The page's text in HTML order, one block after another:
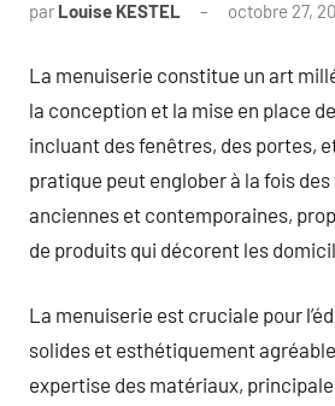
par Louise KESTEL octobre 27,
La menuiserie constitue un art
la conception et la mise en place
incluant des fenêtres, des portes,
pratique peut englober à la fois
anciennes et contemporaines,
de produits qui décorent les
La menuiserie est cruciale pour
solides et esthétiquement
expertise des matériaux,